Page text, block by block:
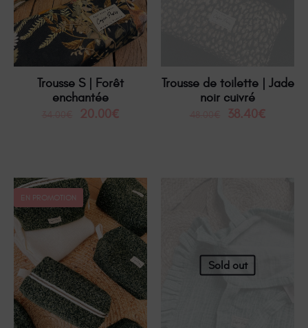
Trousse S | Forêt
enchantée
20.00€
Trousse de toilette | Jade
noir cuivré
38.40€
EN PROMOTION
Sold out